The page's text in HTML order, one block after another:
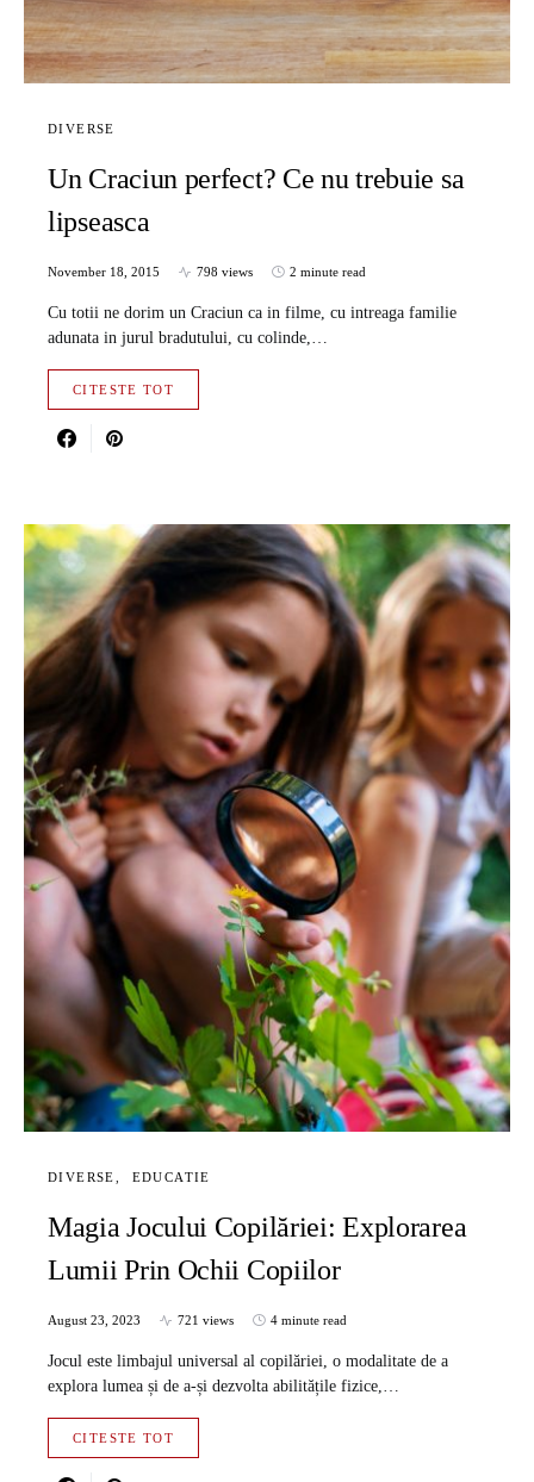
DIVERSE
Un Craciun perfect? Ce nu trebuie sa
lipseasca
November 18, 2015 798 views 2 minute read
Cu totii ne dorim un Craciun ca in filme, cu intreaga familie
adunata in jurul bradutului, cu colinde,…
CITESTE TOT
DIVERSE EDUCATIE
Magia Jocului Copilăriei: Explorarea
Lumii Prin Ochii Copiilor
August 23, 2023 721 views 4 minute read
Jocul este limbajul universal al copilăriei, o modalitate de a
explora lumea și de a-și dezvolta abilitățile fizice,…
CITESTE TOT